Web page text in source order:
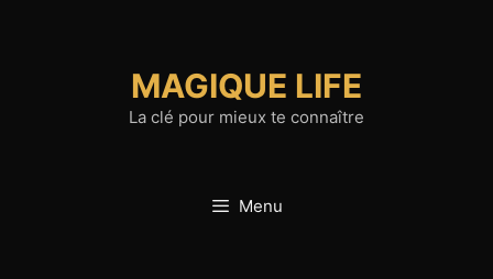
MAGIQUE LIFE
La clé pour mieux te connaître
Menu